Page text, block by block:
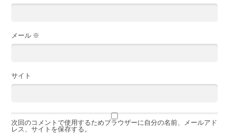
メール ※
サイト
次回のコメントで使用するためブラウザーに自分の名前、メールアド
レス、サイトを保存する。